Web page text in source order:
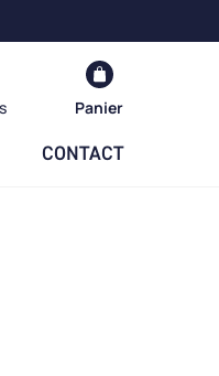
CONTACT
Panier